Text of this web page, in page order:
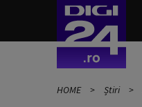
HOME Știri